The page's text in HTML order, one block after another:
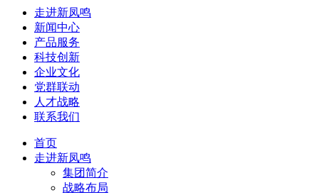
走进新凤鸣
新闻中心
产品服务
科技创新
企业文化
党群联动
人才战略
联系我们
首页
走进新凤鸣
集团简介
战略布局